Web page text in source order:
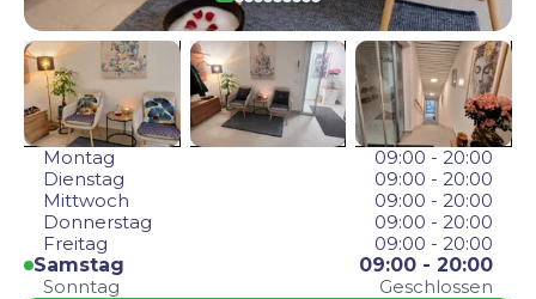
Montag
09:00 - 20:00
Dienstag
09:00 - 20:00
Mittwoch
09:00 - 20:00
Donnerstag
09:00 - 20:00
Freitag
09:00 - 20:00
Samstag
09:00 - 20:00
Sonntag
Geschlossen